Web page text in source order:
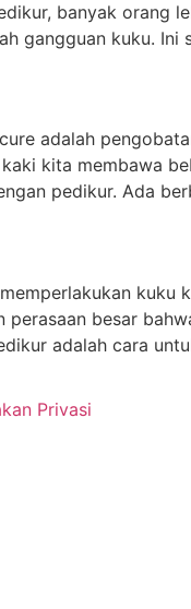
banyak orang
gangguan kuku.
adalah
kita membawa
pedikur. Ada
besar
adalah cara
Privasi